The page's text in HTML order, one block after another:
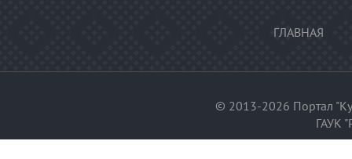
ГЛАВНАЯ
© 2013-2026 Портал
ГАУК